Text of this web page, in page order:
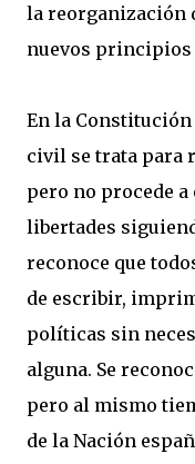
la reorganización
nuevos
En la Constitución
civil se trata para
pero no procede a
libertades
reconoce que
de escribir,
políticas sin
alguna. Se
pero al mismo
de la Nación